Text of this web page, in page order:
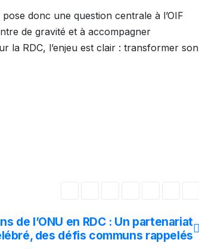
donc une question centrale à l’OIF
de gravité et à accompagner
la RDC, l’enjeu est clair : transformer son
de l’ONU en RDC : Un partenariat
des défis communs rappelés